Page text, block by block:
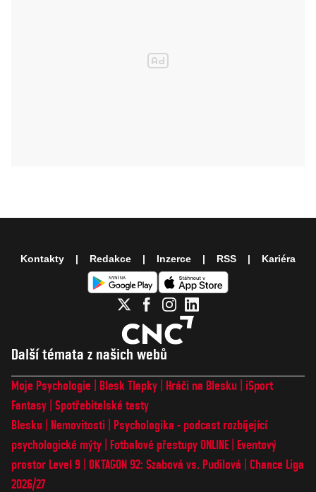
Další témata z našich webů
Moje Psychologie Blesk Tlapky Hráči na Blesku
iSport
Fantasy Spotřebitelské testy
Blesku
Nemovitosti
Psychologika - podcast rozbíjející
psychologické mýty
Fotbalové přestupy ONLINE
Eventový
prostor Level 9 OKTAGON 92: Szabová vs. Pudilová
Chance Liga
2026/27
Kontakty Redakce Inzerce RSS Kariéra